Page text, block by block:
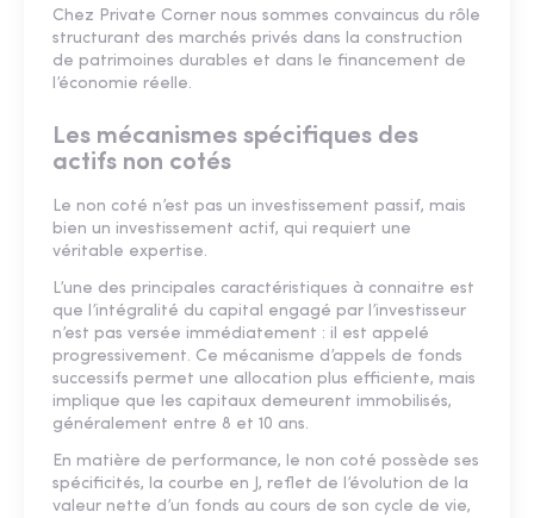
Chez Private Corner nous sommes convaincus du rôle
structurant des marchés privés dans la construction
de patrimoines durables et dans le financement de
l’économie réelle.
Les mécanismes spécifiques des
actifs non cotés
Le non coté n’est pas un investissement passif, mais
bien un investissement actif, qui requiert une
véritable expertise.
L’une des principales caractéristiques à connaitre est
que l’intégralité du capital engagé par l’investisseur
n’est pas versée immédiatement : il est appelé
progressivement. Ce mécanisme d’appels de fonds
successifs permet une allocation plus efficiente, mais
implique que les capitaux demeurent immobilisés,
généralement entre 8 et 10 ans.
En matière de performance, le non coté possède ses
spécificités, la courbe en J, reflet de l’évolution de la
valeur nette d’un fonds au cours de son cycle de vie,